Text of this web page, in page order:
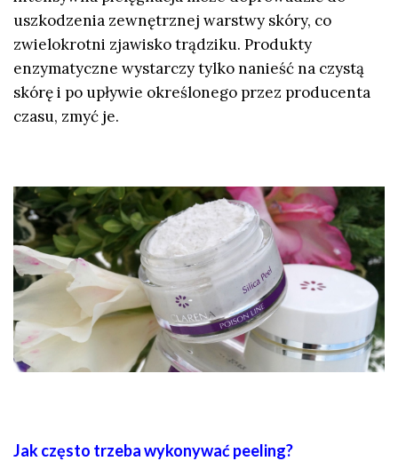
uszkodzenia zewnętrznej warstwy skóry, co
zwielokrotni zjawisko trądziku. Produkty
enzymatyczne wystarczy tylko nanieść na czystą
skórę i po upływie określonego przez producenta
czasu, zmyć je.
Jak często trzeba wykonywać peeling?